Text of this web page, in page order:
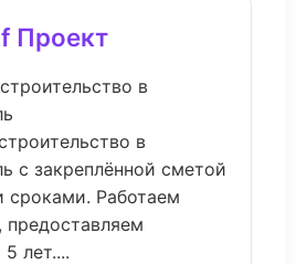
Проект
в
в
с закреплённой сметой
сроками. Работаем
лет....